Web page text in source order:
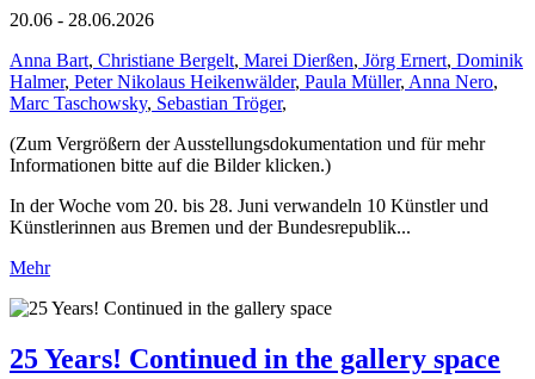
20.06 - 28.06.2026
Anna Bart, Christiane Bergelt, Marei Dierßen, Jörg Ernert, Dominik
Halmer, Peter Nikolaus Heikenwälder, Paula Müller, Anna Nero,
Marc Taschowsky, Sebastian Tröger,
(Zum Vergrößern der Ausstellungsdokumentation und für mehr
Informationen bitte auf die Bilder klicken.)
In der Woche vom 20. bis 28. Juni verwandeln 10 Künstler und
Künstlerinnen aus Bremen und der Bundesrepublik...
Mehr
25 Years! Continued in the gallery space